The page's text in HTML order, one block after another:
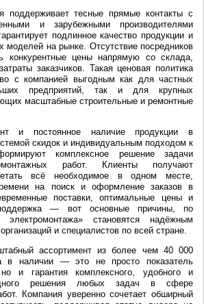
поддерживает тесные прямые контакты с
и зарубежными производителями
подлинное качество продукции и
моделей на рынке. Отсутствие посредников
конкурентные цены напрямую со склада,
заказчиков. Такая ценовая политика
с компанией выгодным как для частных
предприятий, так и для крупных
масштабные строительные и ремонтные
и постоянное наличие продукции в
скидок и индивидуальным подходом к
комплексное решение задачи
работ. Клиенты получают
всё необходимое в одном месте,
на поиск и оформление заказов в
поставки, оптимальные цены и
— вот основные причины, по
становятся надёжным
и специалистов по всей стране.
ассортимент из более чем 40 000
в наличии — это не просто показатель
и гарантия комплексного, удобного и
решения любых задач в сфере
Компания уверенно сочетает обширный